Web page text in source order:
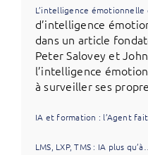
L’intelligence
d’intelligence
dans un article
Peter Salovey et
l’intelligence
à surveiller ses
IA et formation : l’Agent
LMS, LXP, TMS : IA plus